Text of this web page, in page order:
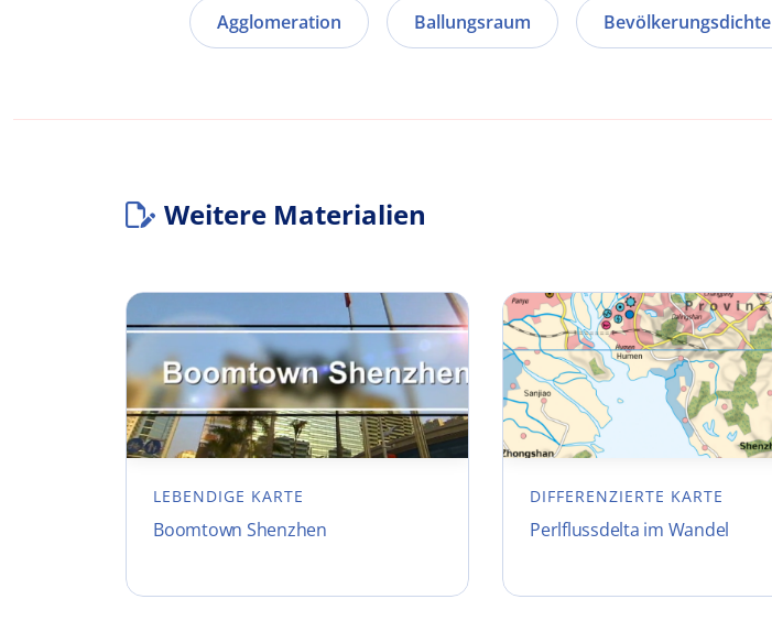
Agglomeration Ballungsraum Bevölkerungsdichte
Weitere Materialien
LEBENDIGE KARTE
Boomtown Shenzhen
DIFFERENZIERTE KARTE
Perlflussdelta im Wandel